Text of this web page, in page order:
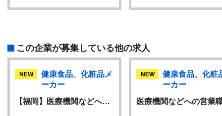
この企業が募集している他の求人
NEW
健康食品、化粧品メ
ーカー
【福岡】医療機関などへ…
NEW
健康食品、化粧
ーカー
医療機関などへの営業